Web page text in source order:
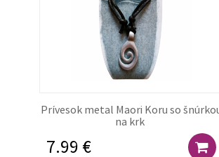
Prívesok metal Maori Koru so
na krk
7.99 €